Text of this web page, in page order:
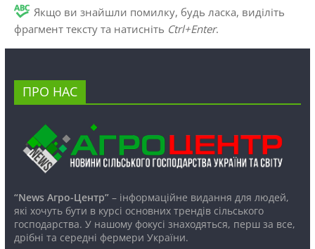
Якщо ви знайшли помилку, будь ласка, виділіть
фрагмент тексту та натисніть Ctrl+Enter.
ПРО НАС
“News Агро-Центр”– інформаційне видання для людей,
які хочуть бути в курсі основних трендів сільського
господарства. У нашому фокусі знаходяться, перш за все,
дрібні та середні фермери України.